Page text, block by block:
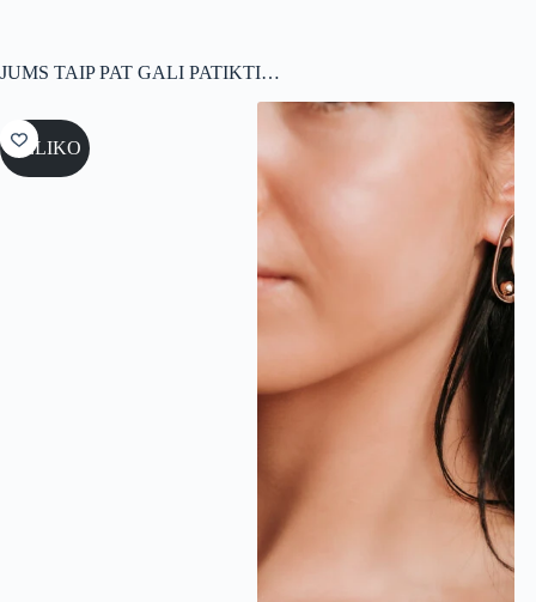
JUMS TAIP PAT GALI PATIKTI…
NELIKO